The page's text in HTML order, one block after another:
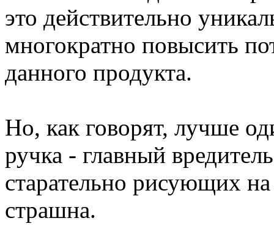
это действительно
многократно повысить
данного продукта.
Но, как говорят, лучше
ручка - главный
старательно рисующих
страшна.